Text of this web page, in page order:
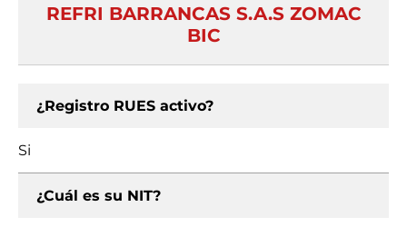
REFRI BARRANCAS S.A.S ZOMAC
BIC
¿Registro RUES activo?
Si
¿Cuál es su NIT?